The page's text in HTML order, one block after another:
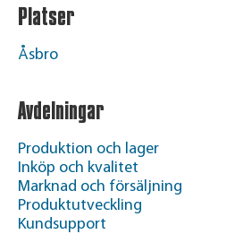
Platser
Åsbro
Avdelningar
Produktion och lager
Inköp och kvalitet
Marknad och försäljning
Produktutveckling
Kundsupport